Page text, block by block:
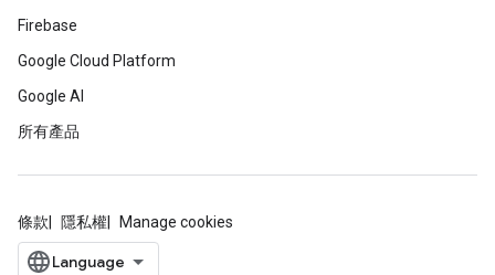
Firebase
Google Cloud Platform
Google AI
所有產品
條款 隱私權 Manage cookies